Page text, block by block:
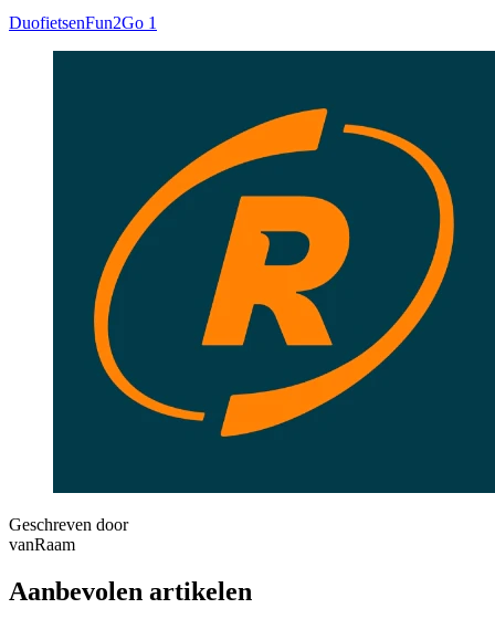
DuofietsenFun2Go 1
Geschreven door
vanRaam
Aanbevolen artikelen